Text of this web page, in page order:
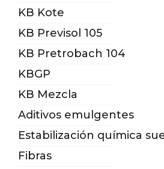
KB Kote
KB Previsol 105
KB Pretrobach 104
KBGP
KB Mezcla
Aditivos emulgentes
Estabilización química
Fibras